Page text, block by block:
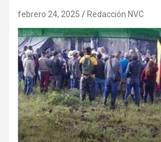
febrero 24, 2025 Redacción NVC